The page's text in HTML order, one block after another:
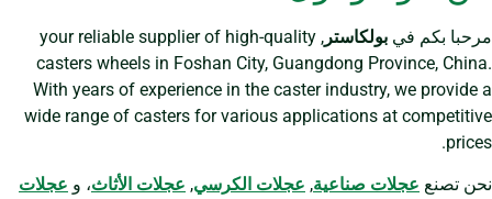
مرحبا بكم في بولكاستر , your reliable supplier of high-quality
casters wheels in Foshan City, Guangdong Province, China.
With years of experience in the caster industry, we provide a
wide range of casters for various applications at competitive
prices.
نحن تصنع عجلات صناعية, عجلات الكرسي, عجلات الأثاث، و عجلات